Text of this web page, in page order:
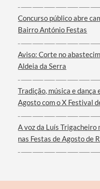
Concurso público abre
Bairro António Festas
Aviso: Corte no
Aldeia da Serra
Tradição, música e dança
Agosto com o X Festival
A voz da Luís
nas Festas de Agosto de